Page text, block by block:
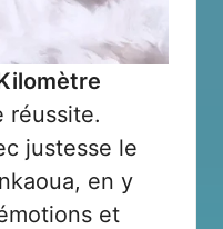
réussite.
justesse le
en y
et